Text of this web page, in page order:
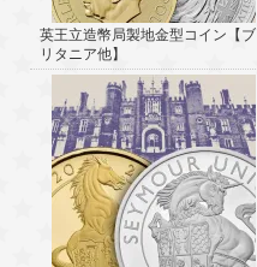
英王立造幣局製地金型コイン【ブ
リタニア他】